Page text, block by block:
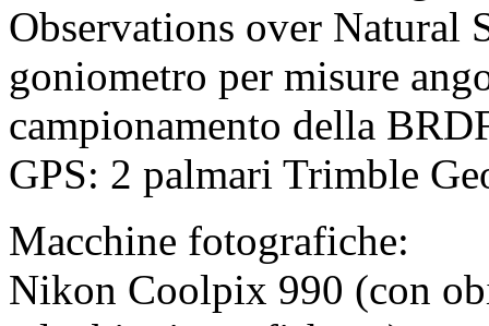
Observations over Natural
goniometro per misure
campionamento della
GPS: 2 palmari Trimble
Macchine fotografiche:
Nikon Coolpix 990 (con